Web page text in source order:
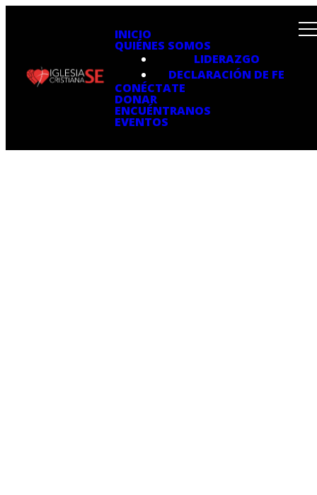
INICIO
QUIÉNES SOMOS
LIDERAZGO
DECLARACIÓN DE FE
CONÉCTATE
DONAR
ENCUÉNTRANOS
EVENTOS